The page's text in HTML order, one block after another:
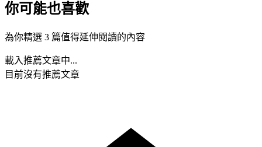
你可能也喜歡
為你精選 3 篇值得延伸閱讀的內容
載入推薦文章中...
目前沒有推薦文章